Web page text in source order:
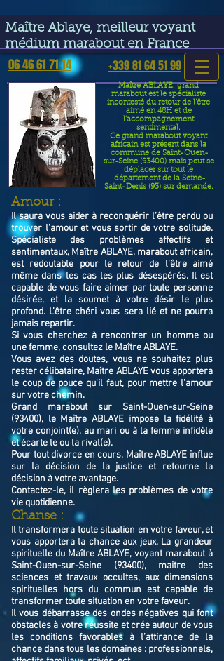
Maître Ablaye, meilleur voyant
médium marabout en France
06 46 61 71 14 +339 81 64 51 99
Maître ABLAYE, grand
marabout est le spécialiste
incontesté du retour de l’être
aimé en 48H et de
l’accompagnement
sentimental.
Ce grand marabout voyant
africain est présent dans la
commune de Saint-Ouen-
sur-Seine (93400) mais peut se
déplacer sur tout le
département de la Seine-
Saint-Denis (93) sur demande.
​Amour :
Il saura vous aider à reconquérir l’être perdu ou
trouver l’amour et vous sortir de votre solitude.
Spécialiste des problèmes affectifs et
sentimentaux, Maître ABLAYE, marabout africain,
est redoutable pour le retour de l'être aimé
même dans les cas les plus désespérés. Il est
capable de vous faire aimer par toute personne
désirée, et la soumet à votre désir le plus
profond. L’être chéri vous sera lié et ne pourra
jamais repartir.
Si vous cherchez à rencontrer un homme ou
une femme, consultez le Maître ABLAYE.
Vous avez des doutes, vous ne souhaitez plus
rester célibataire, Maître ABLAYE vous apportera
le coup de pouce qu'il faut, pour mettre l'amour
sur votre chemin.
Grand marabout sur Saint-Ouen-sur-Seine
(93400), le Maître ABLAYE impose la fidélité à
votre conjoint(e), au mari ou à la femme infidèle
et écarte le ou la rival(e).
Pour tout divorce en cours, Maître ABLAYE influe
sur la décision de la justice et retourne la
décision à votre avantage.
Contactez-le, il règlera les problèmes de votre
vie quotidienne.
Chanse :
Il transformera toute situation en votre faveur, et
vous apportera la chance aux jeux. La grandeur
spirituelle du Maître ABLAYE, voyant marabout à
Saint-Ouen-sur-Seine (93400), maitre des
sciences et travaux occultes, aux dimensions
spirituelles hors du commun est capable de
transformer toute situation en votre faveur.
Il vous débarrasse des ondes négatives qui font
obstacles à votre réussite et crée autour de vous
les conditions favorables à l’attirance de la
chance dans tous les domaines : professionnels,